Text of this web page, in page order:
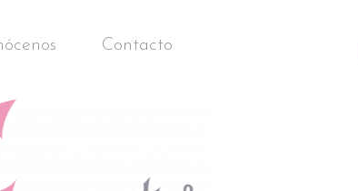
Contacto